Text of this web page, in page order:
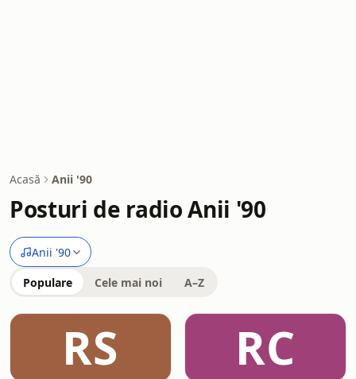
Acasă Anii '90
Posturi de radio Anii '90
Anii '90
Populare Cele mai noi A–Z
RS RC